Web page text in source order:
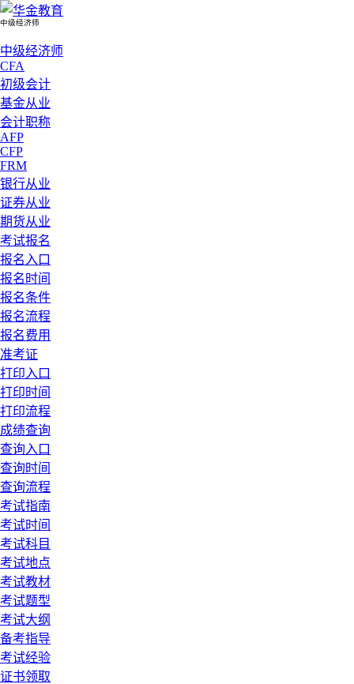
中级经济师
中级经济师
CFA
初级会计
基金从业
会计职称
AFP
CFP
FRM
银行从业
证券从业
期货从业
考试报名
报名入口
报名时间
报名条件
报名流程
报名费用
准考证
打印入口
打印时间
打印流程
成绩查询
查询入口
查询时间
查询流程
考试指南
考试时间
考试科目
考试地点
考试教材
考试题型
考试大纲
备考指导
考试经验
证书领取